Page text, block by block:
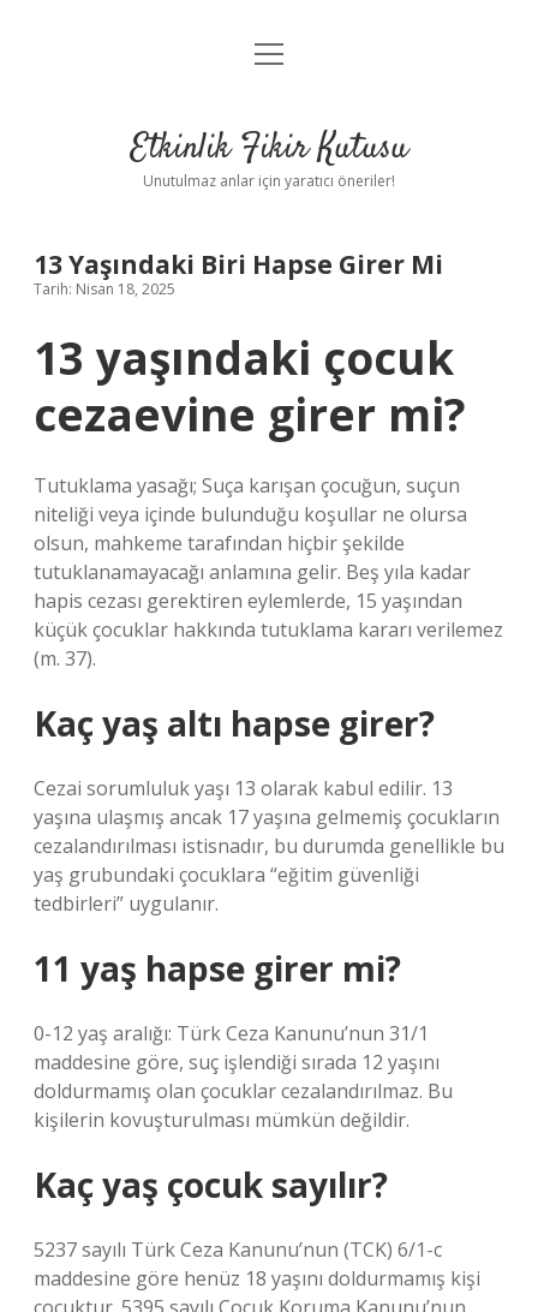
Anasayfa
Yasal Uyarı
menüyü
Etkinlik Fikir Kutusu
Unutulmaz anlar için yaratıcı öneriler!
13 Yaşındaki Biri Hapse Girer Mi
Tarih: Nisan 18, 2025
13 yaşındaki çocuk
cezaevine girer mi?
Tutuklama yasağı; Suça karışan çocuğun, suçun
niteliği veya içinde bulunduğu koşullar ne olursa
olsun, mahkeme tarafından hiçbir şekilde
tutuklanamayacağı anlamına gelir. Beş yıla kadar
hapis cezası gerektiren eylemlerde, 15 yaşından
küçük çocuklar hakkında tutuklama kararı verilemez
(m. 37).
Kaç yaş altı hapse girer?
Cezai sorumluluk yaşı 13 olarak kabul edilir. 13
yaşına ulaşmış ancak 17 yaşına gelmemiş çocukların
cezalandırılması istisnadır, bu durumda genellikle bu
yaş grubundaki çocuklara “eğitim güvenliği
tedbirleri” uygulanır.
11 yaş hapse girer mi?
0-12 yaş aralığı: Türk Ceza Kanunu’nun 31/1
maddesine göre, suç işlendiği sırada 12 yaşını
doldurmamış olan çocuklar cezalandırılmaz. Bu
kişilerin kovuşturulması mümkün değildir.
Kaç yaş çocuk sayılır?
5237 sayılı Türk Ceza Kanunu’nun (TCK) 6/1-c
maddesine göre henüz 18 yaşını doldurmamış kişi